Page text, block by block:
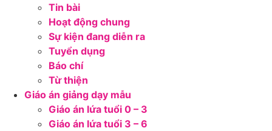
Tin bài
Hoạt động chung
Sự kiện đang diễn ra
Tuyển dụng
Báo chí
Từ thiện
Giáo án giảng dạy mẫu
Giáo án lứa tuổi 0 – 3
Giáo án lứa tuổi 3 – 6